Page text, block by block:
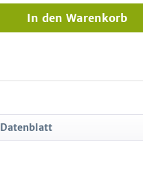
In den Warenkorb
Datenblatt